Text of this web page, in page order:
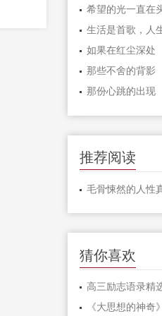
希望的光一直在
生活是首歌，人
如果在红尘深处
那些不舍的背影
那份心跳的出现
推荐阅读
毛骨悚然的人性
猜你喜欢
《大思想的神奇